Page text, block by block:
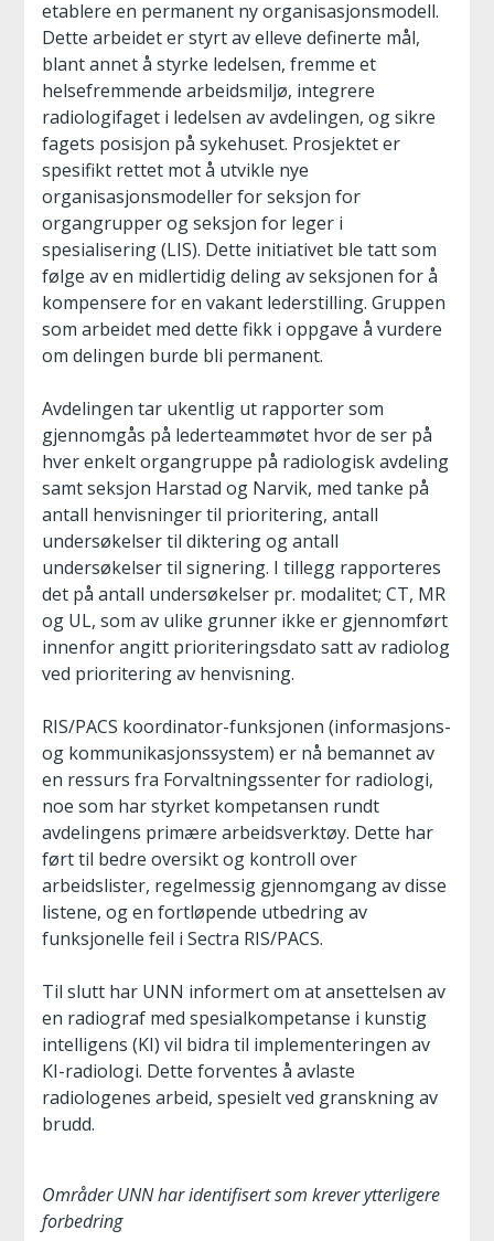
etablere en permanent ny organisasjonsmodell.
Dette arbeidet er styrt av elleve definerte mål,
blant annet å styrke ledelsen, fremme et
helsefremmende arbeidsmiljø, integrere
radiologifaget i ledelsen av avdelingen, og sikre
fagets posisjon på sykehuset. Prosjektet er
spesifikt rettet mot å utvikle nye
organisasjonsmodeller for seksjon for
organgrupper og seksjon for leger i
spesialisering (LIS). Dette initiativet ble tatt som
følge av en midlertidig deling av seksjonen for å
kompensere for en vakant lederstilling. Gruppen
som arbeidet med dette fikk i oppgave å vurdere
om delingen burde bli permanent.
Avdelingen tar ukentlig ut rapporter som
gjennomgås på lederteammøtet hvor de ser på
hver enkelt organgruppe på radiologisk avdeling
samt seksjon Harstad og Narvik, med tanke på
antall henvisninger til prioritering, antall
undersøkelser til diktering og antall
undersøkelser til signering. I tillegg rapporteres
det på antall undersøkelser pr. modalitet; CT, MR
og UL, som av ulike grunner ikke er gjennomført
innenfor angitt prioriteringsdato satt av radiolog
ved prioritering av henvisning.
RIS/PACS koordinator-funksjonen (informasjons-
og kommunikasjonssystem) er nå bemannet av
en ressurs fra Forvaltningssenter for radiologi,
noe som har styrket kompetansen rundt
avdelingens primære arbeidsverktøy. Dette har
ført til bedre oversikt og kontroll over
arbeidslister, regelmessig gjennomgang av disse
listene, og en fortløpende utbedring av
funksjonelle feil i Sectra RIS/PACS.
Til slutt har UNN informert om at ansettelsen av
en radiograf med spesialkompetanse i kunstig
intelligens (KI) vil bidra til implementeringen av
KI-radiologi. Dette forventes å avlaste
radiologenes arbeid, spesielt ved granskning av
brudd.
Områder UNN har identifisert som krever ytterligere
forbedring